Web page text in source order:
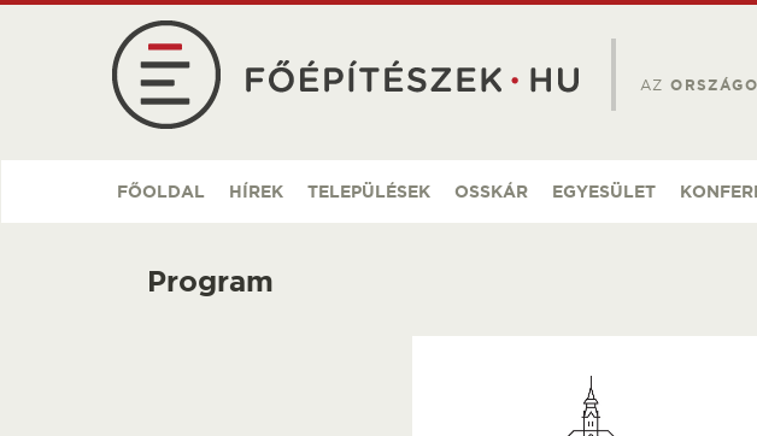
AZ
FŐOLDAL HÍREK TELEPÜLÉSEK OSSKÁR EGYESÜLET
Program